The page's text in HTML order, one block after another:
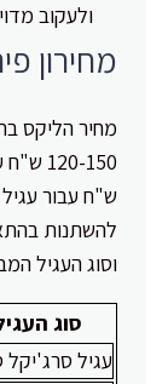
ולעקוב
מחירון
מחיר הליקס
ש"ח עבור עגיל
להשתנות
וסוג העגיל
סוג
עגיל סרג'יקל